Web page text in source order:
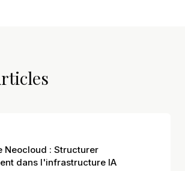
Neocloud : Structurer
dans l'infrastructure IA